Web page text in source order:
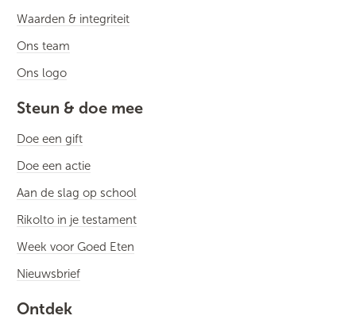
Waarden & integriteit
Ons team
Ons logo
Steun & doe mee
Doe een gift
Doe een actie
Aan de slag op school
Rikolto in je testament
Week voor Goed Eten
Nieuwsbrief
Ontdek